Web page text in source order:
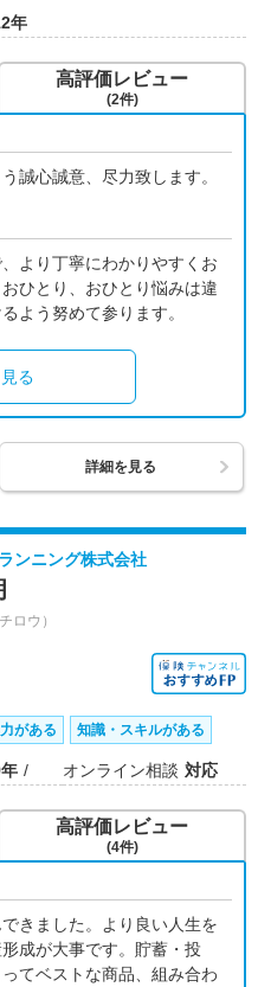
年
誠心誠意、尽力致します。
より丁寧にわかりやすくお
ひとり、おひとり悩みは違
よう努めて参ります。
る
高評価レビュー
(2件)
詳細を見る
ンニング株式会社
ロウ）
がある 知識・スキルがある
オンライン相談 対応
きました。より良い人生を
成が大事です。貯蓄・投
てベストな商品、組み合わ
高評価レビュー
(4件)